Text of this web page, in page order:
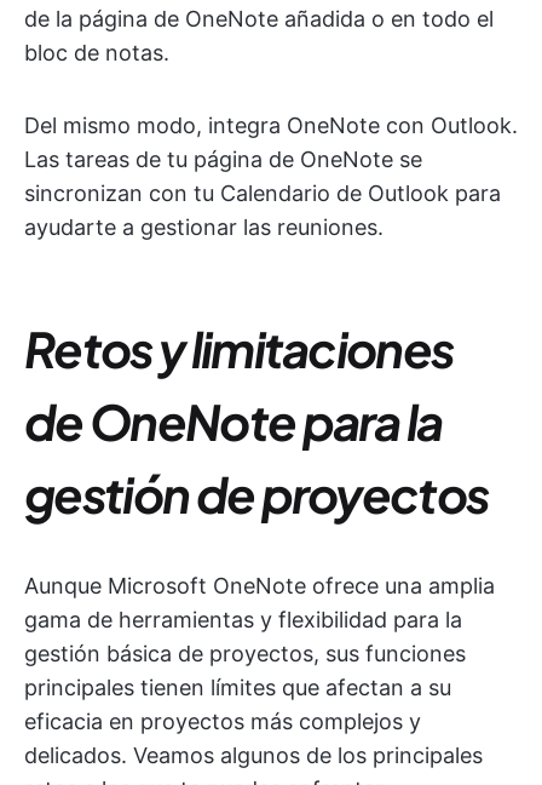
de la página de OneNote añadida o en todo el
bloc de notas.
Del mismo modo, integra OneNote con Outlook.
Las tareas de tu página de OneNote se
sincronizan con tu Calendario de Outlook para
ayudarte a gestionar las reuniones.
Retos y limitaciones
de OneNote para la
gestión de proyectos
Aunque Microsoft OneNote ofrece una amplia
gama de herramientas y flexibilidad para la
gestión básica de proyectos, sus funciones
principales tienen límites que afectan a su
eficacia en proyectos más complejos y
delicados. Veamos algunos de los principales